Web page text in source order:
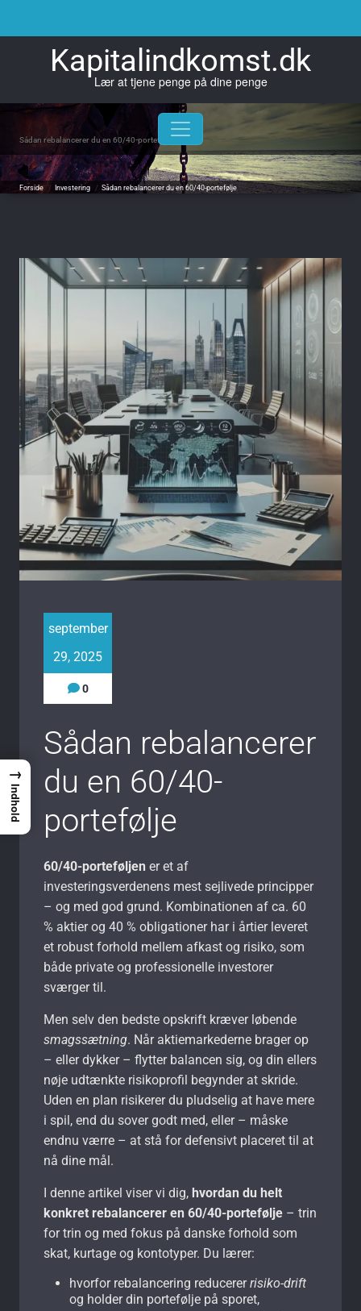
content
Kapitalindkomst.dk
Lær at tjene penge på dine penge
Sådan rebalancerer du en 60/40-portefølje
Forside / Investering / Sådan rebalancerer du en 60/40-portefølje
september
29, 2025
0
Sådan rebalancerer
du en 60/40-
portefølje
60/40-porteføljen er et af
investeringsverdenens mest sejlivede principper
– og med god grund. Kombinationen af ca. 60
% aktier og 40 % obligationer har i årtier leveret
et robust forhold mellem afkast og risiko, som
både private og professionelle investorer
sværger til.
Men selv den bedste opskrift kræver løbende
smagssætning. Når aktiemarkederne brager op
– eller dykker – flytter balancen sig, og din ellers
nøje udtænkte risikoprofil begynder at skride.
Uden en plan risikerer du pludselig at have mere
i spil, end du sover godt med, eller – måske
endnu værre – at stå for defensivt placeret til at
nå dine mål.
I denne artikel viser vi dig, hvordan du helt
konkret rebalancerer en 60/40-portefølje – trin
for trin og med fokus på danske forhold som
skat, kurtage og kontotyper. Du lærer:
hvorfor rebalancering reducererrisiko-drift
og holder din portefølje på sporet,
→
Indhold